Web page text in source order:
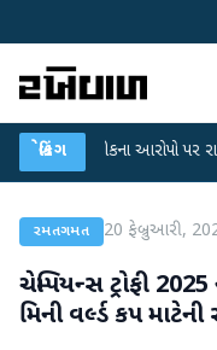
બ્રેકિંગ
લીકના આરોપો પર રાહુલ ગાંધીએ
રમતગમત 20 ફેબ્રુઆરી,
ચેમ્પિયન્સ ટ્રોફી
મિની વર્લ્ડ કપ માટેની